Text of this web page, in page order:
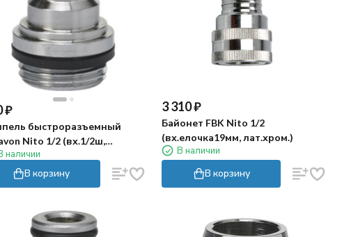
₽
быстроразъемный
Nito 1/2 (вх.1/2ш,
наличии
В корзину
3 310₽
Байонет FBK Nito 1/2
(вх.елочка19мм, лат.хром.)
В наличии
В корзину